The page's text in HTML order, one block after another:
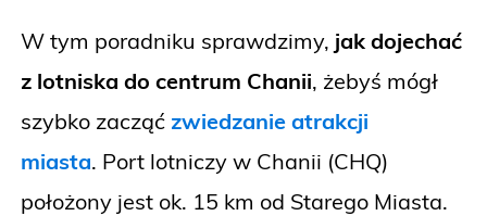
W tym poradniku sprawdzimy, jak dojechać
z lotniska do centrum Chanii, żebyś mógł
szybko zacząć zwiedzanie atrakcji
miasta. Port lotniczy w Chanii (CHQ)
położony jest ok. 15 km od Starego Miasta.